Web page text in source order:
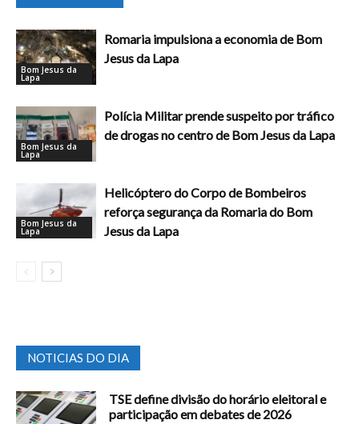
Bom Jesus da
Lapa
Romaria impulsiona a economia de Bom
Jesus da Lapa
Bom Jesus da
Lapa
Polícia Militar prende suspeito por tráfico
de drogas no centro de Bom Jesus da Lapa
Bom Jesus da
Lapa
Helicóptero do Corpo de Bombeiros
reforça segurança da Romaria do Bom
Jesus da Lapa
NOTICIAS DO DIA
TSE define divisão do horário eleitoral e
participação em debates de 2026